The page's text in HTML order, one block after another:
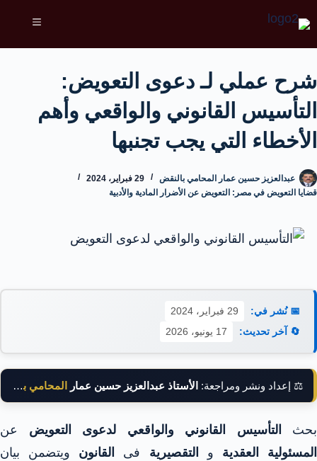
شرح عملي لـ دعوى التعويض:
التأسيس القانوني والواقعي وأهم
الأخطاء التي يجب تجنبها
عبدالعزيز حسين عمار المحامي بالنقض
29 فبراير، 2024
قضايا التعويض في مصر: التعويض عن الأضرار المادية والأدبية
📅 نُشر في:
29 فبراير، 2024
🔄 آخر تحديث:
17 يونيو، 2026
⚖️ إعداد ونشر ومراجعة: الأستاذ عبدالعزيز حسين عمار المحامي بالنقض
بحث التأسيس القانوني والواقعي لدعوى التعويض عن
المسئولية العقدية و التقصيرية فى القانون ويتضمن بيان